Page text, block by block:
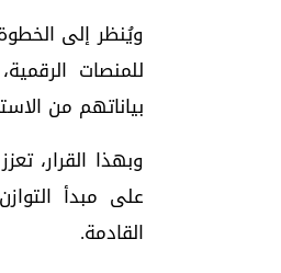
ويُنظر إلى
للمنصات
بياناتهم من
وبهذا القرار،
على مبدأ
القادمة.